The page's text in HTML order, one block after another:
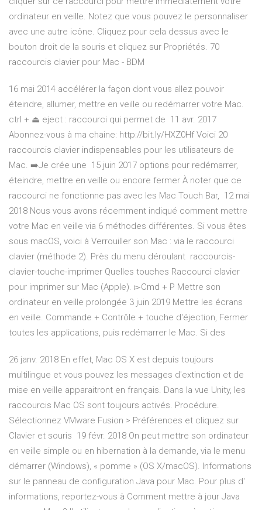
ordinateur en veille. Notez que vous pouvez le personnaliser
avec une autre icône. Cliquez pour cela dessus avec le
bouton droit de la souris et cliquez sur Propriétés. 70
raccourcis clavier pour Mac - BDM
16 mai 2014 accélérer la façon dont vous allez pouvoir
éteindre, allumer, mettre en veille ou redémarrer votre Mac.
ctrl + ⏏ eject : raccourci qui permet de 11 avr. 2017
Abonnez-vous à ma chaine: http://bit.ly/HXZ0Hf Voici 20
raccourcis clavier indispensables pour les utilisateurs de
Mac. ➡️Je crée une 15 juin 2017 options pour redémarrer,
éteindre, mettre en veille ou encore fermer À noter que ce
raccourci ne fonctionne pas avec les Mac Touch Bar, 12 mai
2018 Nous vous avons récemment indiqué comment mettre
votre Mac en veille via 6 méthodes différentes. Si vous êtes
sous macOS, voici à Verrouiller son Mac : via le raccourci
clavier (méthode 2). Près du menu déroulant raccourcis-
clavier-touche-imprimer Quelles touches Raccourci clavier
pour imprimer sur Mac (Apple). ▻Cmd + P Mettre son
ordinateur en veille prolongée 3 juin 2019 Mettre les écrans
en veille. Commande + Contrôle + touche d'éjection, Fermer
toutes les applications, puis redémarrer le Mac. Si des
26 janv. 2018 En effet, Mac OS X est depuis toujours
multilingue et vous pouvez les messages d'extinction et de
mise en veille apparaitront en français. Dans la vue Unity, les
raccourcis Mac OS sont toujours activés. Procédure.
Sélectionnez VMware Fusion > Préférences et cliquez sur
Clavier et souris 19 févr. 2018 On peut mettre son ordinateur
en veille simple ou en hibernation à la demande, via le menu
démarrer (Windows), « pomme » (OS X/macOS). Informations
sur le panneau de configuration Java pour Mac. Pour plus d'
informations, reportez-vous à Comment mettre à jour Java